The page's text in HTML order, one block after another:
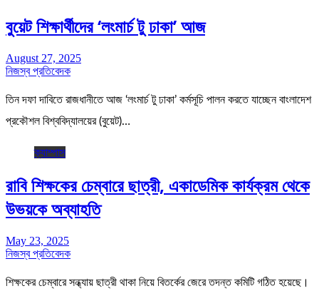
বুয়েট শিক্ষার্থীদের ‘লংমার্চ টু ঢাকা’ আজ
August 27, 2025
নিজস্ব প্রতিবেদক
তিন দফা দাবিতে রাজধানীতে আজ ‘লংমার্চ টু ঢাকা’ কর্মসূচি পালন করতে যাচ্ছেন বাংলাদেশ
প্রকৌশল বিশ্ববিদ্যালয়ের (বুয়েট)…
ক্যাম্পাস
রাবি শিক্ষকের চেম্বারে ছাত্রী, একাডেমিক কার্যক্রম থেকে
উভয়কে অব্যাহতি
May 23, 2025
নিজস্ব প্রতিবেদক
শিক্ষকের চেম্বারে সন্ধ্যায় ছাত্রী থাকা নিয়ে বিতর্কের জেরে তদন্ত কমিটি গঠিত হয়েছে।